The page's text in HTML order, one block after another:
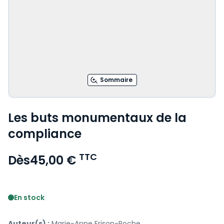
Sommaire
Les buts monumentaux de la
compliance
Dès45,00 € TTC
En stock